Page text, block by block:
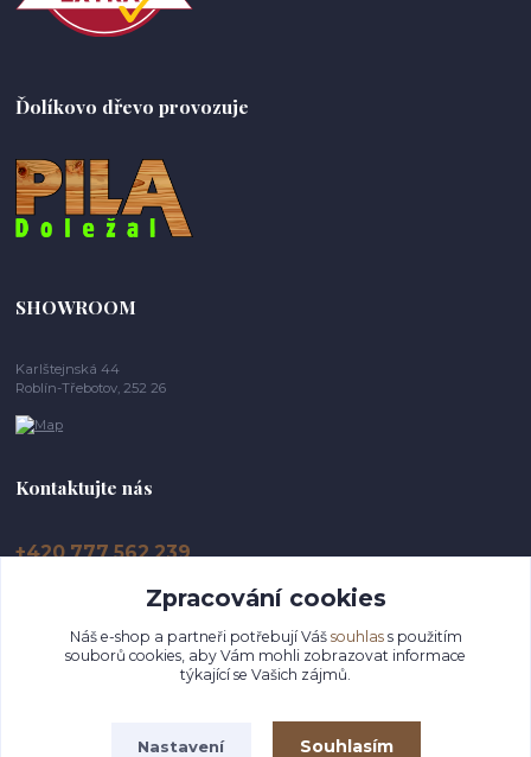
Ďolíkovo dřevo provozuje
SHOWROOM
Karlštejnská 44
Roblín-Třebotov, 252 26
Kontaktujte nás
+420 777 562 239
info@dolikovo-drevo.cz
Zpracování cookies
Náš e-shop a partneři potřebují Váš souhlass použitím
souborů cookies, aby Vám mohli zobrazovat informace
týkající se Vašich zájmů.
Nastavení Souhlasím